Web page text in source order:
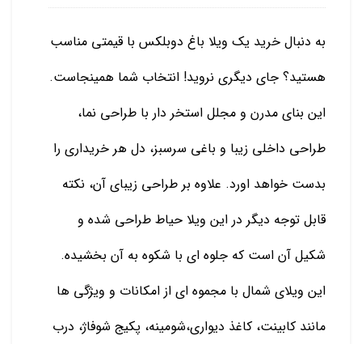
به دنبال خرید یک ویلا باغ دوبلکس با قیمتی مناسب
هستید؟ جای دیگری نروید! انتخاب شما همینجاست.
این بنای مدرن و مجلل استخر دار با طراحی نما،
طراحی داخلی زیبا و باغی سرسبز، دل هر خریداری را
بدست خواهد اورد. علاوه بر طراحی زیبای آن، نکته
قابل توجه دیگر در این ویلا حیاط طراحی شده و
شکیل آن است که جلوه ای با شکوه به آن بخشیده.
این ویلای شمال با مجموه ای از امکانات و ویژگی ها
مانند کابینت، کاغذ دیواری،شومینه، پکیج شوفاژ، درب